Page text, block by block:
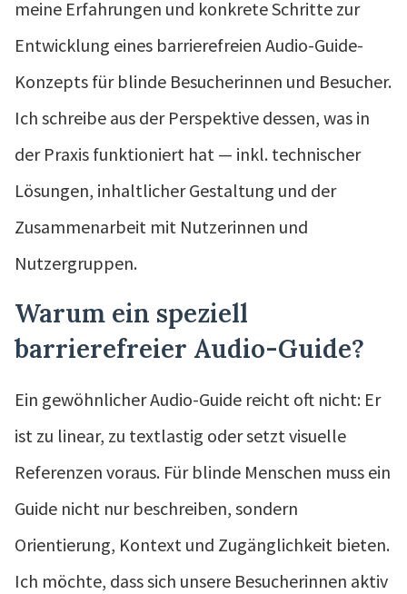
meine Erfahrungen und konkrete Schritte zur
Entwicklung eines barrierefreien Audio-Guide-
Konzepts für blinde Besucherinnen und Besucher.
Ich schreibe aus der Perspektive dessen, was in
der Praxis funktioniert hat — inkl. technischer
Lösungen, inhaltlicher Gestaltung und der
Zusammenarbeit mit Nutzerinnen und
Nutzergruppen.
Warum ein speziell
barrierefreier Audio-Guide?
Ein gewöhnlicher Audio-Guide reicht oft nicht: Er
ist zu linear, zu textlastig oder setzt visuelle
Referenzen voraus. Für blinde Menschen muss ein
Guide nicht nur beschreiben, sondern
Orientierung, Kontext und Zugänglichkeit bieten.
Ich möchte, dass sich unsere Besucherinnen aktiv